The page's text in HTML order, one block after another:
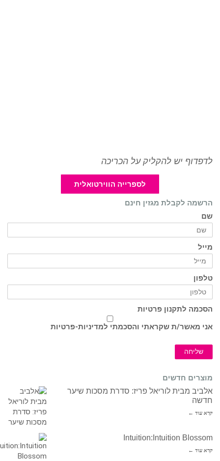
לדפדוף יש להקליק על הכריכה
לספרייה הווירטואלית
הרשמה לקבלת מגזין חינם
שם
מייל
טלפון
הסכמה לתקנון פרטיות
אני מאשר/ת שקראתי והסכמתי למדיניות-פרטיות
שליחה
מוצרים חדשים
אלביב מבית לוריאל פריז: סדרת מסכות שיער
חדשה
קרא עוד ←
Intuition:Intuition Blossom
קרא עוד ←